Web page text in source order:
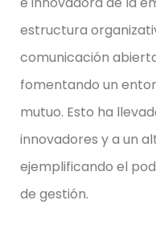
estructura
comunicación
fomentando un
mutuo. Esto ha
innovadores y a un
ejemplificando el
de gestión.